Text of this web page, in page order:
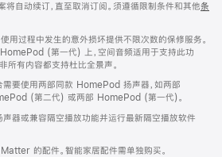
将自动续订，直至取消订阅。须遵循限制条件和其他条
过程中发生的意外损坏提供不限次数的保修服务。
(第一代) 上，空间音频适用于支持此功
所有内容都支持杜比全景声。
要使用两部同款 HomePod 扬声器，如两部
(第二代) 或两部 HomePod (第一代)。
器或兼容隔空播放功能并运行最新隔空播放软件
的配件。智能家居配件需单独购买。